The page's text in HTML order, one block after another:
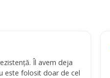
Îl avem deja
este folosit doar de cel